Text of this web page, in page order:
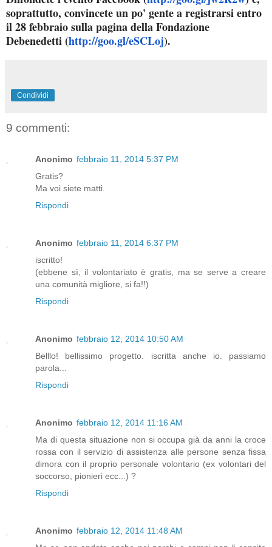
soprattutto, convincete un po' gente a registrarsi entro
il 28 febbraio sulla pagina della Fondazione
Debenedetti (http://goo.gl/eSCLoj).
Condividi
9 commenti:
Anonimo febbraio 11, 2014 5:37 PM
Gratis?
Ma voi siete matti.
Rispondi
Anonimo febbraio 11, 2014 6:37 PM
iscritto!
(ebbene sì, il volontariato è gratis, ma se serve a creare
una comunità migliore, si fa!!)
Rispondi
Anonimo febbraio 12, 2014 10:50 AM
Belllo! bellissimo progetto. iscritta anche io. passiamo
parola...
Rispondi
Anonimo febbraio 12, 2014 11:16 AM
Ma di questa situazione non si occupa già da anni la croce
rossa con il servizio di assistenza alle persone senza fissa
dimora con il proprio personale volontario (ex volontari del
soccorso, pionieri ecc...) ?
Rispondi
Anonimo febbraio 12, 2014 11:48 AM